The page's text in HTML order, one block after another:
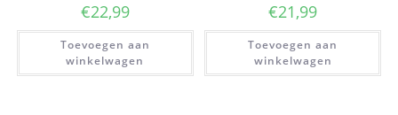
€22,99
Toevoegen aan
winkelwagen
€21,99
Toevoegen aan
winkelwagen